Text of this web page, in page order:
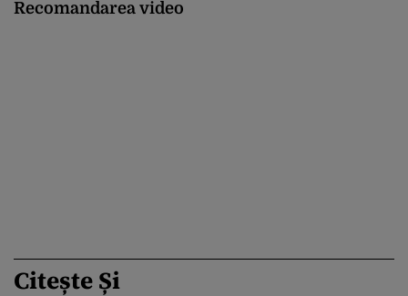
Recomandarea video
Citește Și